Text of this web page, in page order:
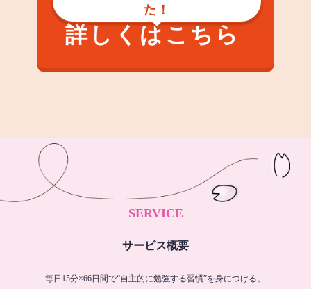
た！
詳しくはこちら
SERVICE
サービス概要
毎日15分×66日間で“自主的に勉強する習慣”を身につける。